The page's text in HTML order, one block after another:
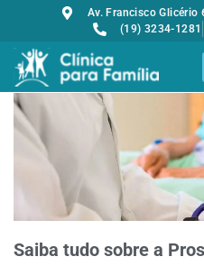
Av. Francisco Glicério
(19) 3234-1281
Saiba tudo sobre a